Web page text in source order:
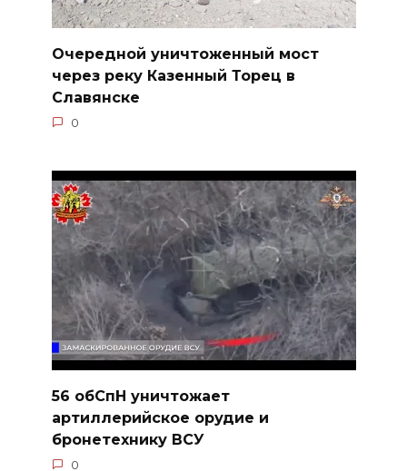
Очередной уничтоженный мост
через реку Казенный Торец в
Славянске
0
56 обСпН уничтожает
артиллерийское орудие и
бронетехнику ВСУ
0